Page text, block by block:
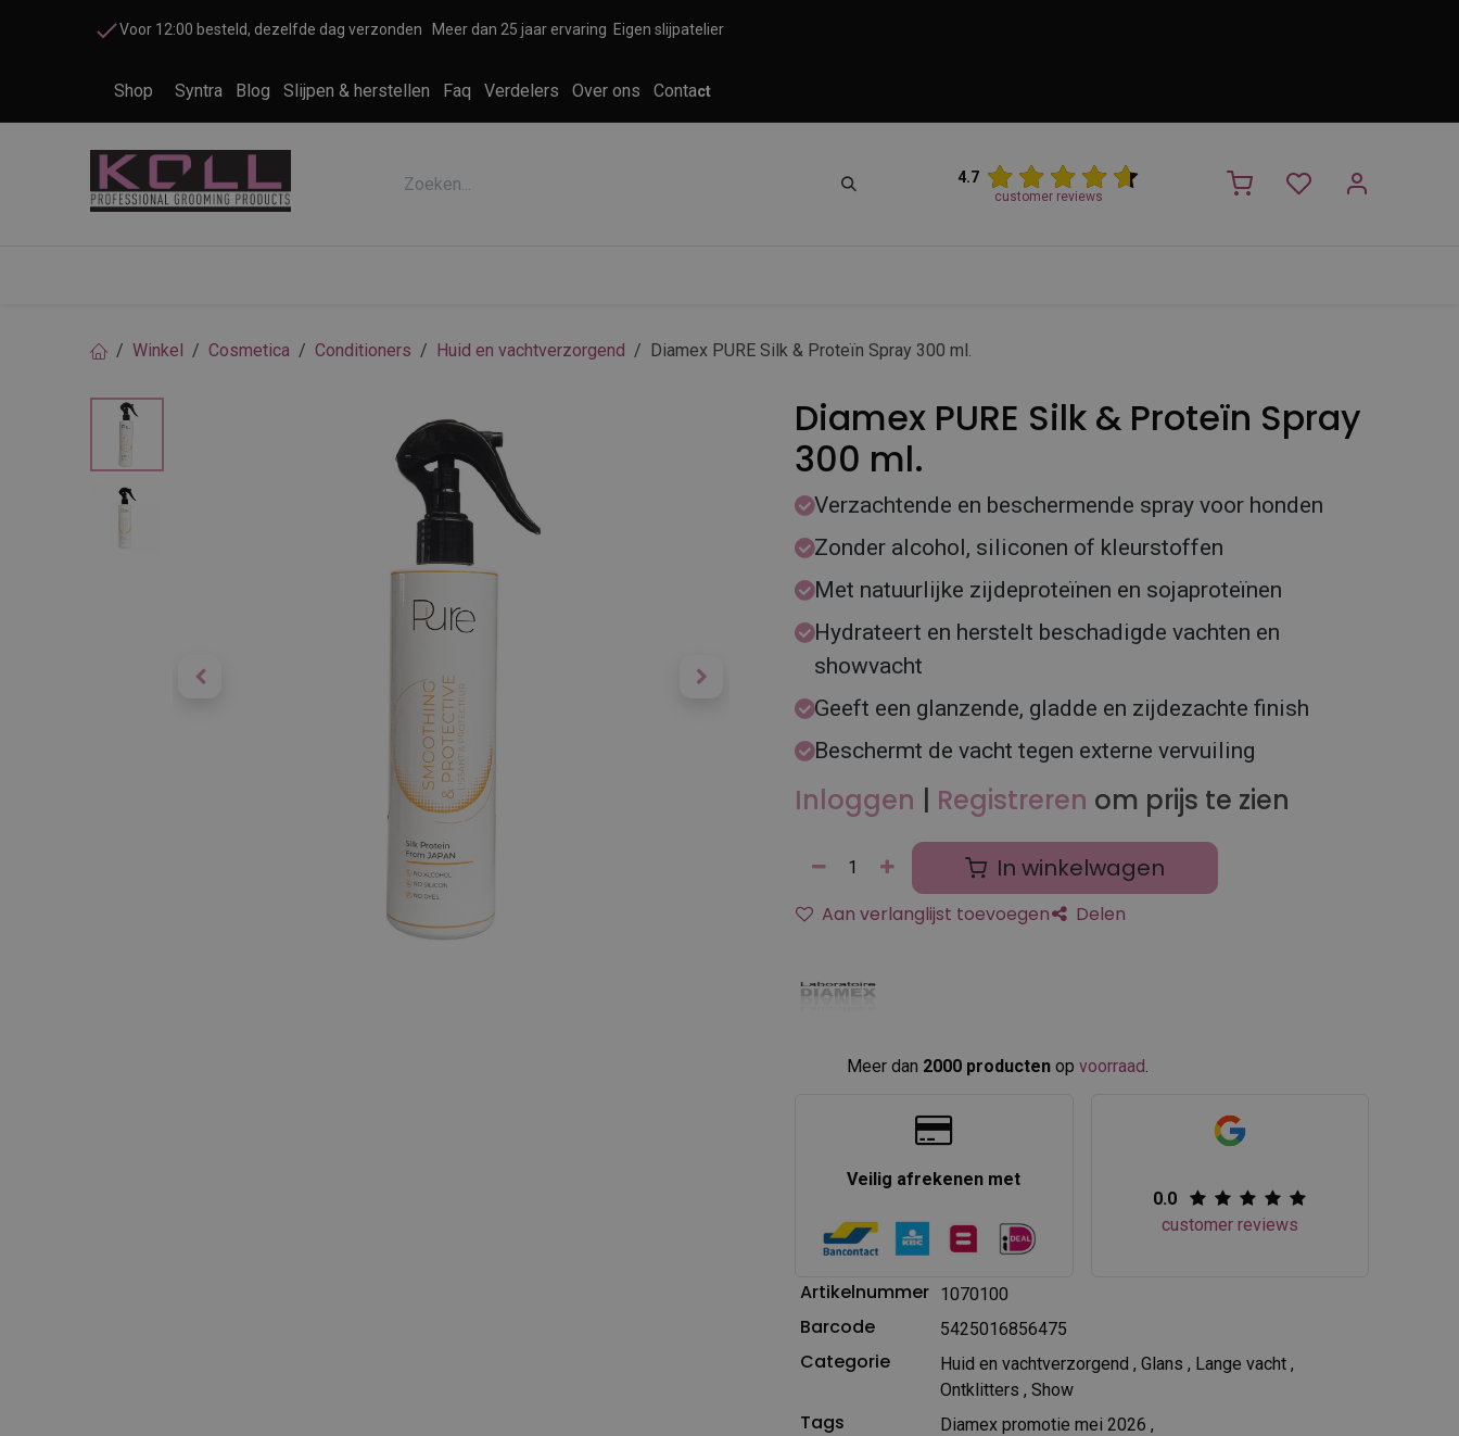
Voor 12:00 besteld, dezelfde dag verzonden Meer dan 25 jaar ervaring Eigen slijpatelier
Shop Syntra Blog Slijpen & herstellen Faq Verdelers Over ons Contact
4.7
customer reviews
Winkel Cosmetica Conditioners Huid en vachtverzorgend Diamex PURE Silk & Proteïn Spray 300 ml.
Diamex PURE Silk & Proteïn Spray
300 ml.
Verzachtende en beschermende spray voor honden
Zonder alcohol, siliconen of kleurstoffen
Met natuurlijke zijdeproteïnen en sojaproteïnen
Hydrateert en herstelt beschadigde vachten en
showvacht
Geeft een glanzende, gladde en zijdezachte finish
Beschermt de vacht tegen externe vervuiling
Inloggen | Registreren om prijs te zien
In winkelwagen
Aan verlanglijst toevoegen Delen
Meer dan 2000 producten op voorraad
Veilig afrekenen met
0.0
customer reviews
Artikelnummer 1070100
Barcode 5425016856475
Categorie Huid en vachtverzorgend , Glans , Lange vacht,
Ontklitters , Show
Tags Diamex promotie mei 2026 ,